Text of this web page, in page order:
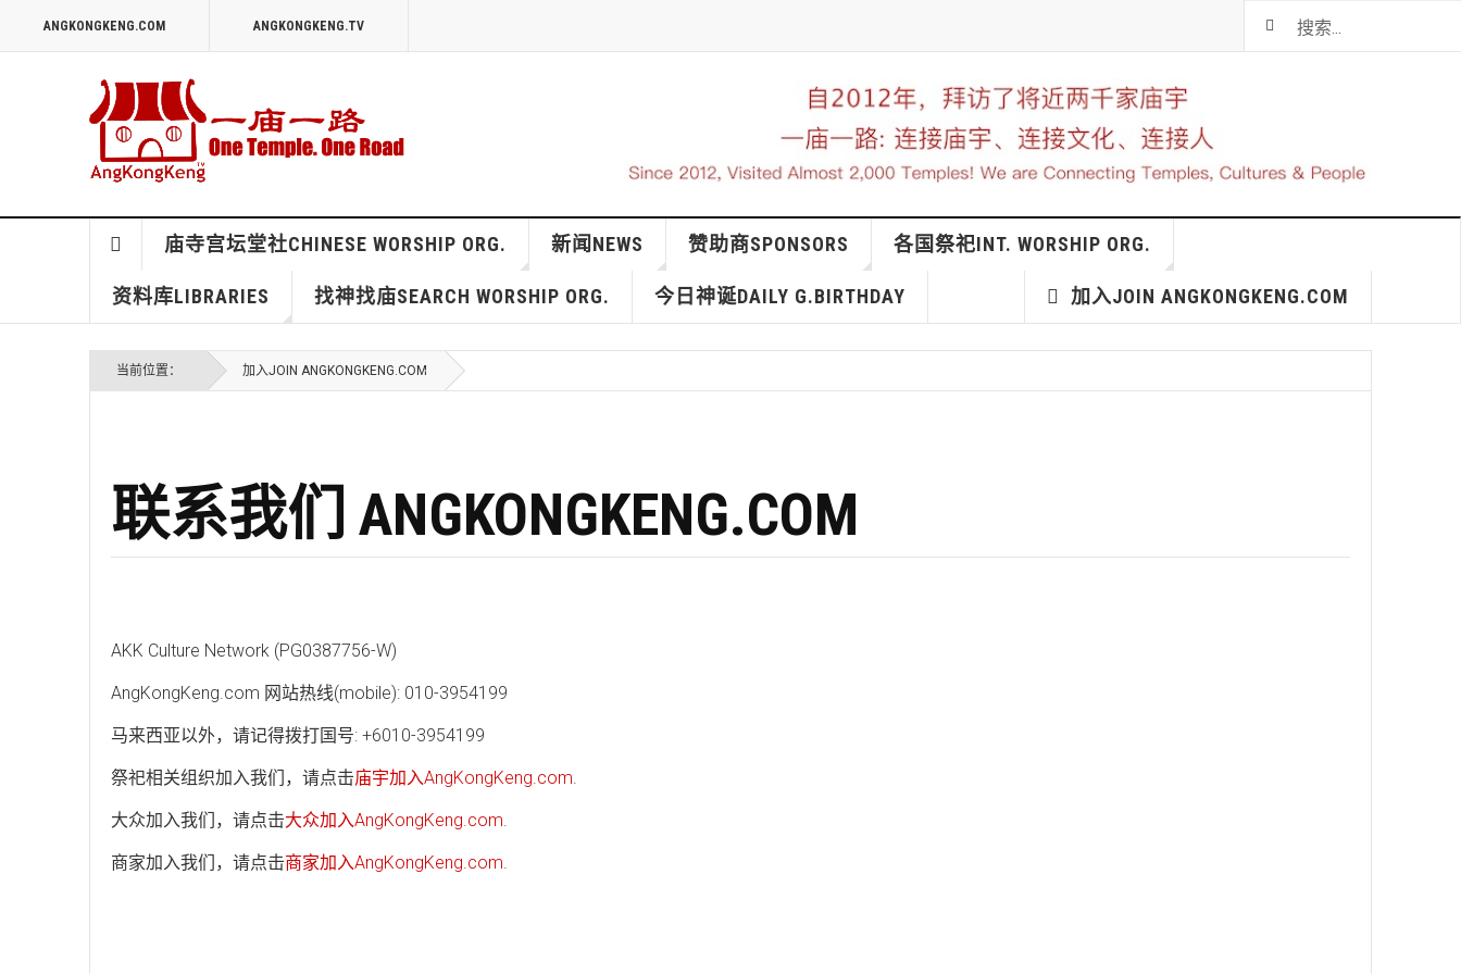
ANGKONGKENG.COM ANGKONGKENG.TV
庙寺宫坛堂社CHINESE WORSHIP ORG. 新闻NEWS 赞助商SPONSORS 各国祭祀INT. WORSHIP ORG.
资料库LIBRARIES 找神找庙SEARCH WORSHIP ORG. 今日神诞DAILY G.BIRTHDAY 加入JOIN ANGKONGKENG.COM
当前位置： 加入JOIN ANGKONGKENG.COM
联系我们 ANGKONGKENG.COM
AKK Culture Network (PG0387756-W)
AngKongKeng.com 网站热线(mobile): 010-3954199
马来西亚以外，请记得拨打国号: +6010-3954199
祭祀相关组织加入我们，请点击庙宇加入AngKongKeng.com.
大众加入我们，请点击大众加入AngKongKeng.com.
商家加入我们，请点击商家加入AngKongKeng.com.